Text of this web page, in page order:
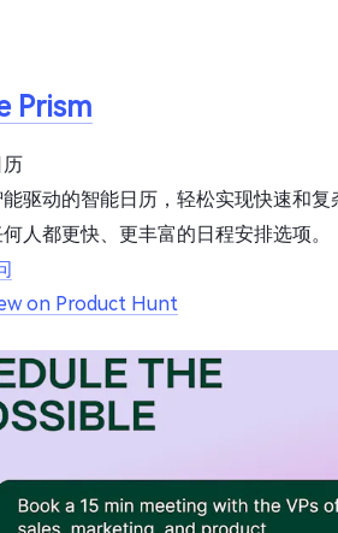
Prism
能驱动的智能日历，轻松实现快速和
人都更快、更丰富的日程安排选项。
on Product Hunt